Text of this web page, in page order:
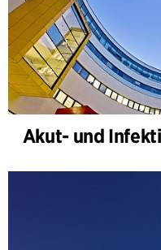
Akut- und